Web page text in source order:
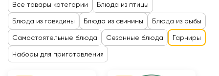
Все товары категории Блюда из птицы
Блюда из говядины Блюда из свинины Блюда из рыбы
Самостоятельные блюда Сезонные блюда Гарниры
Наборы для приготовления